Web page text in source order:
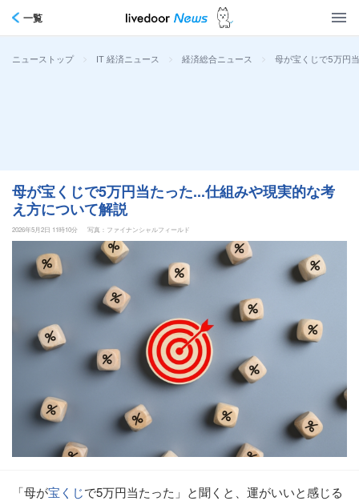
一覧
ニューストップ > IT 経済ニュース > 経済総合ニュース > 母が宝くじで5万円
母が宝くじで5万円当たった...仕組みや現実的な考
え方について解説
2026年5月2日 11時10分 写真：ファイナンシャルフィールド
「母が宝くじで5万円当たった」と聞くと、運がいいと感じる